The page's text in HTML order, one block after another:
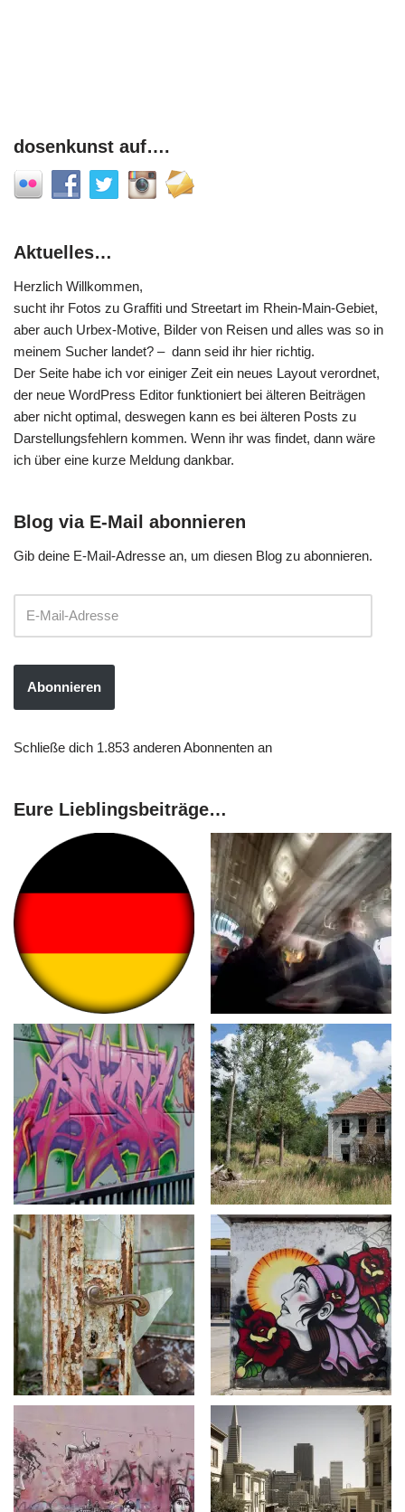
dosenkunst auf….
Aktuelles…
Herzlich Willkommen,
sucht ihr Fotos zu Graffiti und Streetart im Rhein-Main-Gebiet,
aber auch Urbex-Motive, Bilder von Reisen und alles was so in
meinem Sucher landet? – dann seid ihr hier richtig.
Der Seite habe ich vor einiger Zeit ein neues Layout verordnet,
der neue WordPress Editor funktioniert bei älteren Beiträgen
aber nicht optimal, deswegen kann es bei älteren Posts zu
Darstellungsfehlern kommen. Wenn ihr was findet, dann wäre
ich über eine kurze Meldung dankbar.
Blog via E-Mail abonnieren
Gib deine E-Mail-Adresse an, um diesen Blog zu abonnieren.
Abonnieren
Schließe dich 1.853 anderen Abonnenten an
Eure Lieblingsbeiträge…